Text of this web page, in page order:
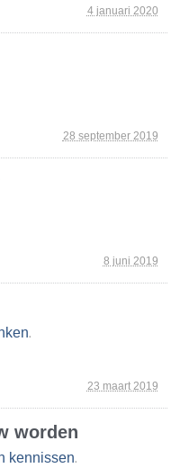
4 januari 2020
28 september 2019
8 juni 2019
23 maart 2019
.
worden
kennissen.